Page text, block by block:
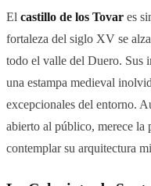
El castillo de los Tovar es
fortaleza del siglo XV se
todo el valle del Duero. Sus
una estampa medieval
excepcionales del entorno.
abierto al público, merece la
contemplar su arquitectura